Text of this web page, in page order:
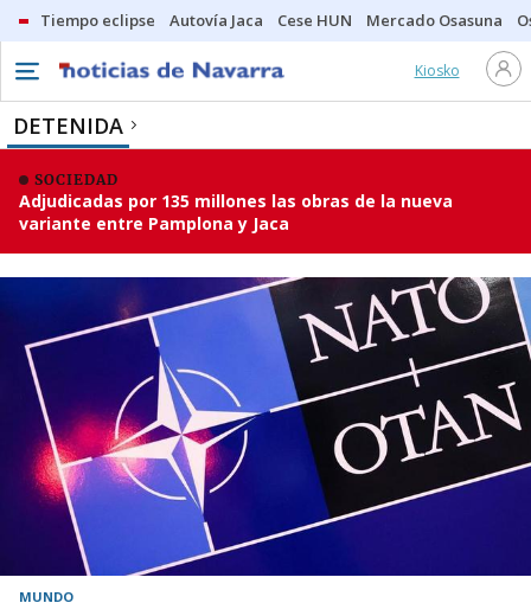
Tiempo eclipse Autovía Jaca Cese HUN Mercado Osasuna
Kiosko
DETENIDA
SOCIEDAD
Adjudicadas por 135 millones las obras de la nueva
variante entre Pamplona y Jaca
MUNDO